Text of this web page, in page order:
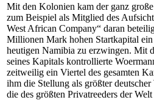
Mit den Kolonien kam der ganz
zum Beispiel als Mitglied des
West African Company“ daran
Millionen Mark hohen Startkapital
heutigen Namibia zu erzwingen. Mit
seines Kapitals kontrollierte
zeitweilig ein Viertel des gesamten
ihm die Stellung als größter
die des größten Privatreeders der Welt